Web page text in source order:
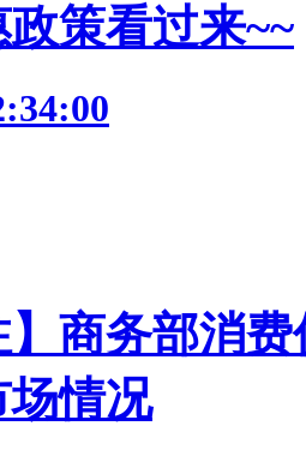
策看过来~~
】商务部消
情况